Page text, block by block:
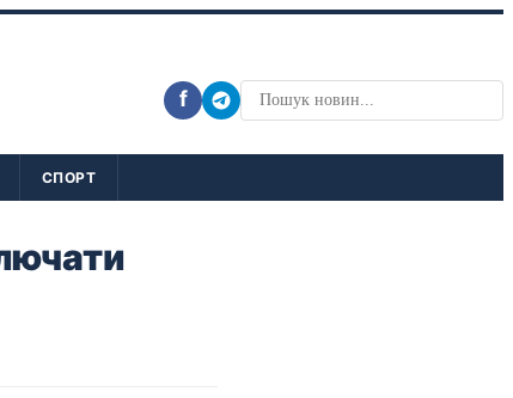
f
СПОРТ